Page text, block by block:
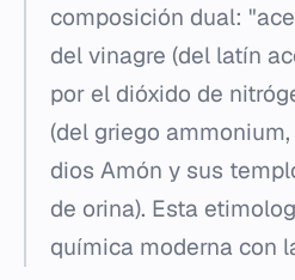
composición dual:
del vinagre (del latín
por el dióxido de
(del griego ammonium
dios Amón y sus
de orina). Esta
química moderna con